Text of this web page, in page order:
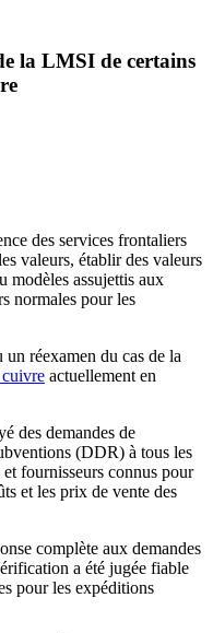
la LMSI de certains
des services frontaliers
valeurs, établir des valeurs
modèles assujettis aux
normales pour les
réexamen du cas de la
cuivre actuellement en
des demandes de
(DDR) à tous les
fournisseurs connus pour
et les prix de vente des
complète aux demandes
a été jugée fiable
pour les expéditions